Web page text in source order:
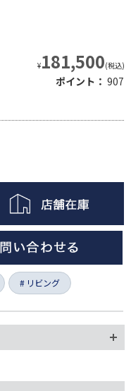
¥181,500(税込)
ポイント： 907
リビング